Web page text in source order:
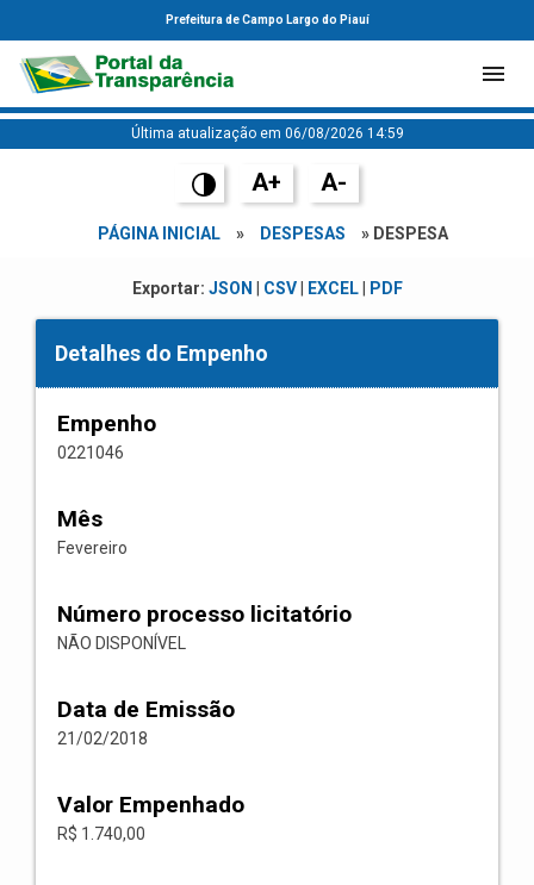
Prefeitura de Campo Largo do Piauí
Última atualização em 06/08/2026 14:59
A+ A-
PÁGINA INICIAL » DESPESAS » DESPESA
Exportar: JSON CSV| EXCEL| PDF
Detalhes do Empenho
Empenho
0221046
Mês
Fevereiro
Número processo licitatório
NÃO DISPONÍVEL
Data de Emissão
21/02/2018
Valor Empenhado
R$ 1.740,00